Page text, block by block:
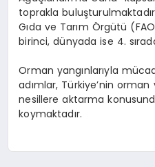
toprakla
Gıda ve Tarım Örgütü
birinci, dünyada ise 4.
Orman yangınlarıyla
adımlar, Türkiye’nin orman
nesillere aktarma
koymaktadır.